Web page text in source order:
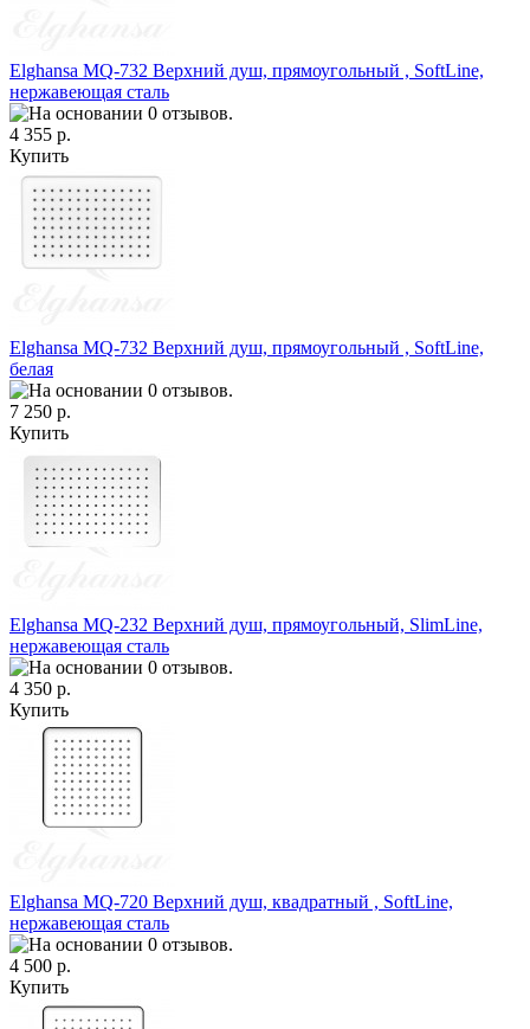
Elghansa MQ-732 Верхний душ, прямоугольный , SoftLine,
нержавеющая сталь
4 355 р.
Купить
Elghansa MQ-732 Верхний душ, прямоугольный , SoftLine,
белая
7 250 р.
Купить
Elghansa MQ-232 Верхний душ, прямоугольный, SlimLine,
нержавеющая сталь
4 350 р.
Купить
Elghansa MQ-720 Верхний душ, квадратный , SoftLine,
нержавеющая сталь
4 500 р.
Купить